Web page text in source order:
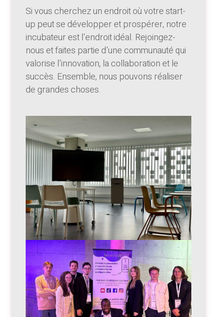
Si vous cherchez un endroit où votre start-
up peut se développer et prospérer, notre
incubateur est l’endroit idéal. Rejoingez-
nous et faites partie d’une communauté qui
valorise l’innovation, la collaboration et le
succès. Ensemble, nous pouvons réaliser
de grandes choses.